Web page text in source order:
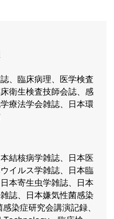
、臨床病理、医学検査
衛生検査技師会誌、感
療法学会雑誌、日本環
結核病学雑誌、日本医
イルス学雑誌、日本臨
本寄生虫学雑誌、日本
誌、日本嫌気性菌感染
染症研究会講演記録、